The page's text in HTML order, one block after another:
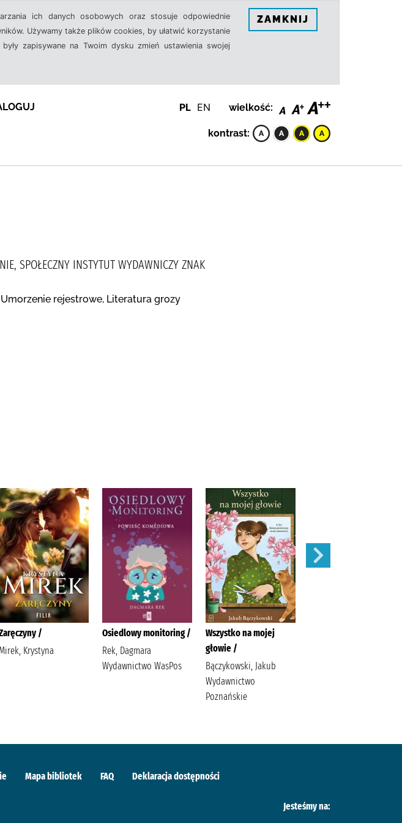
ich danych osobowych oraz stosuje odpowiednie
Używamy także plików cookies, by ułatwić korzystanie
zapisywane na Twoim dysku zmień ustawienia swojej
ZAMKNIJ
PL EN wielkość:
kontrast:
SPOŁECZNY INSTYTUT WYDAWNICZY ZNAK
rejestrowe, Literatura grozy
/
Mirek, Krystyna
Osiedlowy monitoring /
Rek, Dagmara
Wydawnictwo WasPos
Wszystko na mojej
głowie /
Bączykowski, Jakub
Wydawnictwo
Poznańskie
Mapa bibliotek FAQ Deklaracja dostępności
Jesteśmy na: